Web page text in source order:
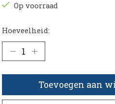
Op voorraad
Hoeveelheid:
Toevoegen aan